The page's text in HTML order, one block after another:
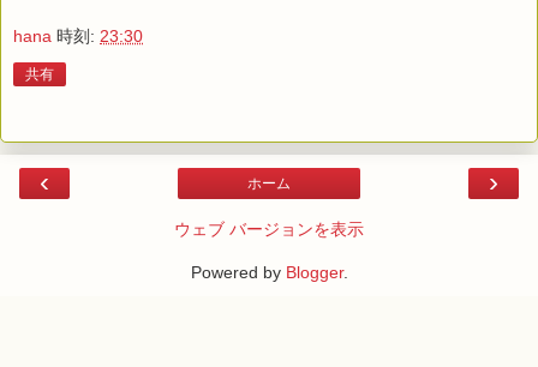
hana 時刻: 23:30
共有
‹ ›
ホーム
ウェブ バージョンを表示
Powered by Blogger.